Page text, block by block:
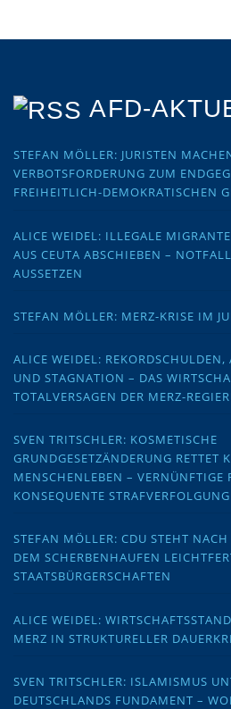
AFD-
STEFAN MÖLLER: JURISTEN
VERBOTSFORDERUNG ZUM
FREIHEITLICH-DEMOKRATISCHEN
ALICE WEIDEL: ILLEGALE
AUS CEUTA ABSCHIEBEN –
AUSSETZEN
STEFAN MÖLLER: MERZ-KRISE IM
ALICE WEIDEL: REKORDSCHULDEN,
UND STAGNATION – DAS
TOTALVERSAGEN DER MERZ-
SVEN TRITSCHLER: KOSMETISCHE
GRUNDGESETZÄNDERUNG RETTET
MENSCHENLEBEN – VERNÜNFTIGE
KONSEQUENTE
STEFAN MÖLLER: CDU STEHT
DEM SCHERBENHAUFEN
STAATSBÜRGERSCHAFTEN
ALICE WEIDEL:
MERZ IN STRUKTURELLER
SVEN TRITSCHLER: ISLAMISMUS
DEUTSCHLANDS FUNDAMENT –